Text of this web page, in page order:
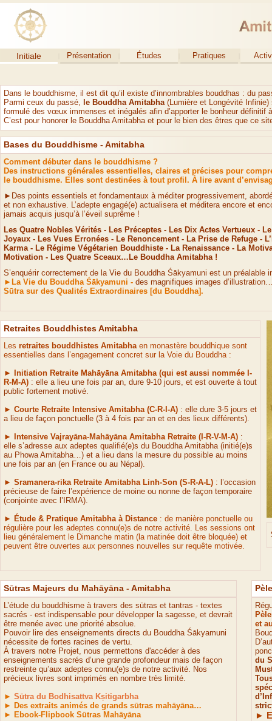
Initiale Présentation Études Pratiques
Dans le bouddhisme, il est dit qu’il existe d’innombrables bouddhas : du
Parmi ceux du passé, le Bouddha Amitabha(Lumière et Longévité Infinie)
formulé des vœux immenses et inégalés afin d’apporter le bonheur définitif
C’est pour honorer le Bouddha Amitabha et pour le bien des êtres que ce
Comment débuter dans le bouddhisme ?
Des instructions générales essentielles, claires et précises pour
le bouddhisme. Elles sont destinées à tout profil. À lire avant
►Des points essentiels et fondamentaux à méditer progressivement,
et non exhaustive. L’adepte engagé(e) actualisera et méditera encore et
jamais acquis jusqu’à l’éveil suprême !
Les Quatre Nobles Vérités - Les Préceptes - Les Dix Actes Vertueux -
Joyaux - Les Vues Erronées - Le Renoncement - La Prise de Refuge -
Karma - Le Régime Végétarien Bouddhiste - La Renaissance - La
Motivation - Les Quatre Sceaux…Le Bouddha Amitabha !
S’enquérir correctement de la Vie du Bouddha Śākyamuni est un préalable
► La Vie du Bouddha Śākyamuni - des magnifiques images
Sūtra sur des Qualités Extraordinaires [du Bouddha].
Bases du Bouddhisme -Amitabha
Les retraites bouddhistes Amitabha en monastère bouddhique sont
essentielles dans l’engagement concret sur la Voie du Bouddha :
►
Initiation Retraite Mahāyāna Amitabha (qui est aussi nommée I-
R-M-A) : elle a lieu une fois par an, dure 9-10 jours, et est ouverte à tout
public fortement motivé.
► Courte Retraite Intensive Amitabha(C-R- I-A) : elle dure 3-5 jours et
a lieu de façon ponctuelle (3 à 4 fois par an et en des lieux différents).
►
Intensive Vajrayāna-Mahāyāna Amitabha Retraite (I-R-V-M-A) :
elle s’adresse aux adeptes qualifié(e)s du Bouddha Amitabha (initié(e)s
au Phowa Amitabha…) et a lieu dans la mesure du possible au moins
une fois par an (en France ou au Népal).
► Sramanera-rika Retraite Amitabha Linh-Son (S-R-A-L) : l’occasion
précieuse de faire l’expérience de moine ou nonne de façon temporaire
(conjointe avec l’IRMA).
► Étude & Pratique Amitabha à Distance : de manière ponctuelle ou
régulière pour les adeptes connu(e)s de notre activité. Les sessions ont
lieu généralement le Dimanche matin (la matinée doit être bloquée) et
peuvent être ouvertes aux personnes nouvelles sur requête motivée.
Retraites Bouddhistes Amitabha
Sūtras Majeurs du Mahāyāna -Amitabha
L’étude du bouddhisme à travers des sūtras et tantras - textes
sacrés - est indispensable pour développer la sagesse, et devrait
être menée avec une priorité absolue.
Pouvoir lire des enseignements directs du Bouddha Śākyamuni
nécessite de fortes racines de vertu.
À travers notre Projet, nous permettons d'accéder à des
enseignements sacrés d’une grande profondeur mais de façon
restreinte qu’aux adeptes connu(e)s de notre activité. Nos
précieux livres sont imprimés en nombre très limité.
► Sūtra du Bodhisattva Kṣitigarbha
► Des extraits animés de grands sūtras mahāyāna…
► Ebook-Flipbook Sūtras Mahāyāna
et
du
►